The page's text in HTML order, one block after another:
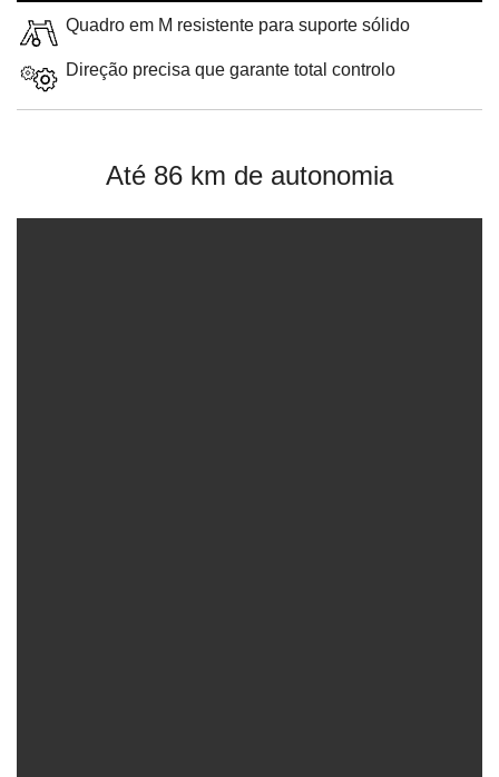
Quadro em M resistente para suporte sólido
Direção precisa que garante total controlo
Até 86 km de autonomia